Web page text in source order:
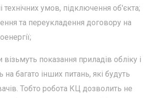
умов, підключення об'єкта;
та переукладення договору на
показання приладів обліку і
на багато інших питань, які будуть
Тобто робота КЦ дозволить не